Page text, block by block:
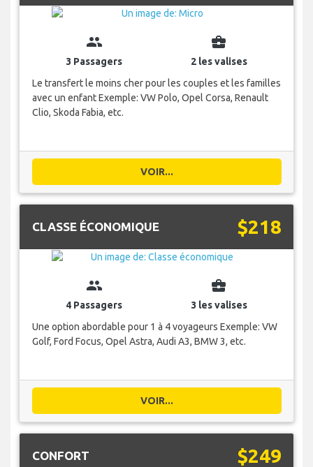
group
3 Passagers
business_center
2 les valises
Le transfert le moins cher pour les couples et les familles
avec un enfant Exemple: VW Polo, Opel Corsa, Renault
Clio, Skoda Fabia, etc.
VOIR...
CLASSE ÉCONOMIQUE $218
group
4 Passagers
business_center
3 les valises
Une option abordable pour 1 à 4 voyageurs Exemple: VW
Golf, Ford Focus, Opel Astra, Audi A3, BMW 3, etc.
VOIR...
CONFORT $249